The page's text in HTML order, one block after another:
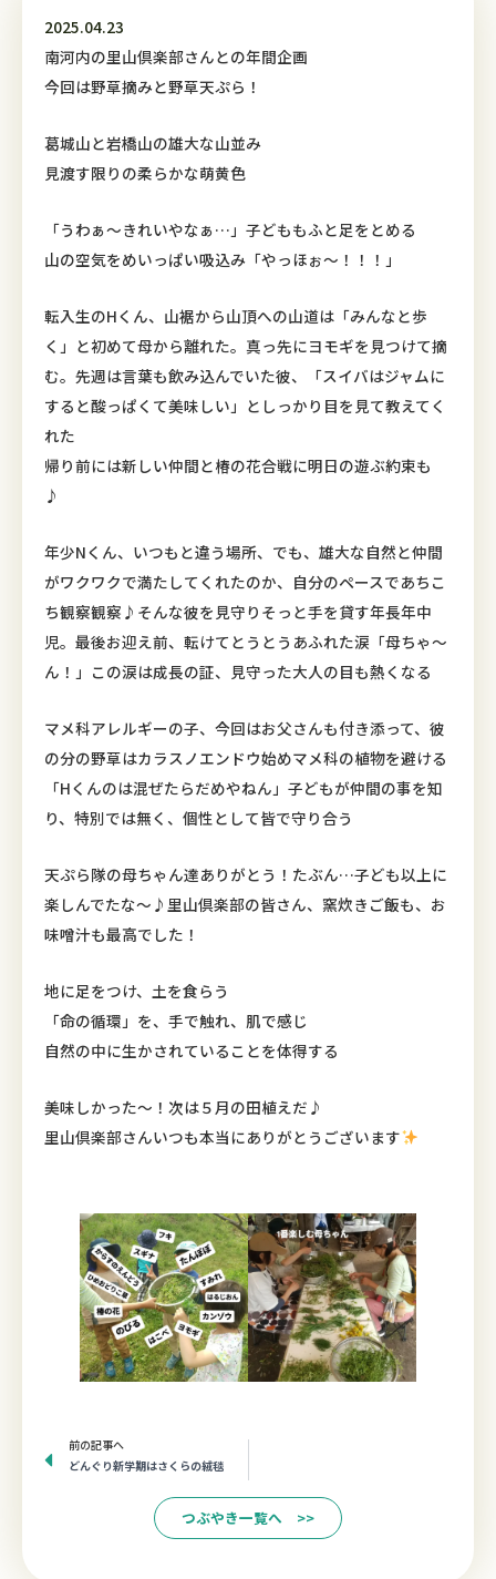
2025.04.23
南河内の里山倶楽部さんとの年間企画
今回は野草摘みと野草天ぷら！
葛城山と岩橋山の雄大な山並み
見渡す限りの柔らかな萌黄色
「うわぁ〜きれいやなぁ…」子どももふと足をとめる
山の空気をめいっぱい吸込み「やっほぉ〜！！！」
転入生のHくん、山裾から山頂への山道は「みんなと歩
く」と初めて母から離れた。真っ先にヨモギを見つけて摘
む。先週は言葉も飲み込んでいた彼、「スイバはジャムに
すると酸っぱくて美味しい」としっかり目を見て教えてく
れた
帰り前には新しい仲間と椿の花合戦に明日の遊ぶ約束も
♪
年少Nくん、いつもと違う場所、でも、雄大な自然と仲間
がワクワクで満たしてくれたのか、自分のペースであちこ
ち観察観察♪そんな彼を見守りそっと手を貸す年長年中
児。最後お迎え前、転けてとうとうあふれた涙「母ちゃ〜
ん！」この涙は成長の証、見守った大人の目も熱くなる
マメ科アレルギーの子、今回はお父さんも付き添って、彼
の分の野草はカラスノエンドウ始めマメ科の植物を避ける
「Hくんのは混ぜたらだめやねん」子どもが仲間の事を知
り、特別では無く、個性として皆で守り合う
天ぷら隊の母ちゃん達ありがとう！たぶん…子ども以上に
楽しんでたな〜♪里山倶楽部の皆さん、窯炊きご飯も、お
味噌汁も最高でした！
地に足をつけ、土を食らう
「命の循環」を、手で触れ、肌で感じ
自然の中に生かされていることを体得する
美味しかった〜！次は５月の田植えだ♪
里山倶楽部さんいつも本当にありがとうございます
Prev
前の記事へ
どんぐり新学期はさくらの絨毯
つぶやき一覧へ >>